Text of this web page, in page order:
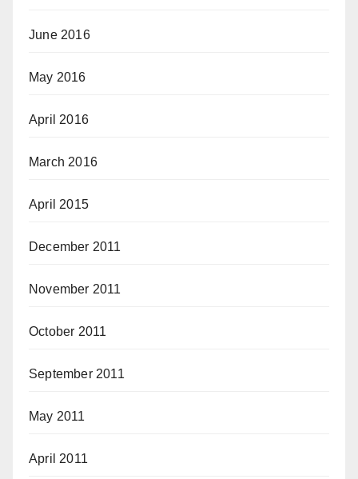
June 2016
May 2016
April 2016
March 2016
April 2015
December 2011
November 2011
October 2011
September 2011
May 2011
April 2011